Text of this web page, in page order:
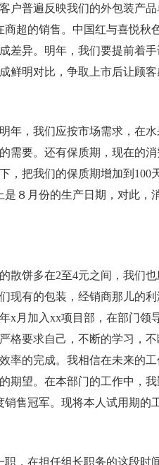
户普遍反映我们的外包装产品
超的销售。中国红与喜悦秋
差异。明年，我们要提前着
鲜明对比，争取上市后让顾客
年，我们应按市场需求，在
需要。还有保质期，现在的
，把我们的保质期增加到100
８月份的生产日期，对此，
散饼多在2至4元之间，我们
现有的包装，经销商那儿的
x月加入xx项目部，在部门领
格要求自己，不断的学习，
率的完成。我相信在未来的
期望。在本部门的工作中，
售冠军。现将本人试用期的
，在担任组长职务的这段时